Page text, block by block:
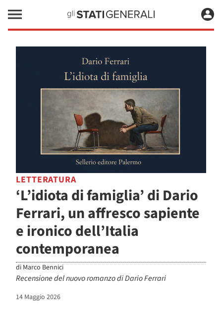
LETTERATURA
‘L’idiota di famiglia’ di Dario
Ferrari, un affresco sapiente
e ironico dell’Italia
contemporanea
di Marco Bennici
Recensione del nuovo romanzo di Dario Ferrari
14 Maggio 2026